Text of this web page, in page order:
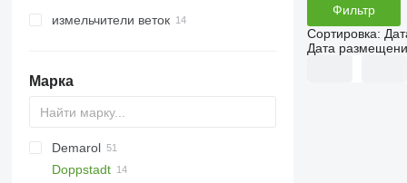
измельчители веток
Марка
MINI
PARK
CK
525
Demarol
R-12
Doppstadt
Фильтр
Сортировка:
Дата